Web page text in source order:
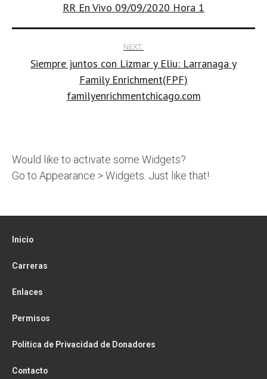
navigation
RR En Vivo 09/09/2020 Hora 1
NEXT:
Siempre juntos con Lizmar y Eliu: Larranaga y
Family Enrichment(FPF)
familyenrichmentchicago.com
Would like to activate some Widgets?
Go to Appearance > Widgets. Just like that!
Inicio
Carreras
Enlaces
Permisos
Política de Privacidad de Donadores
Contacto